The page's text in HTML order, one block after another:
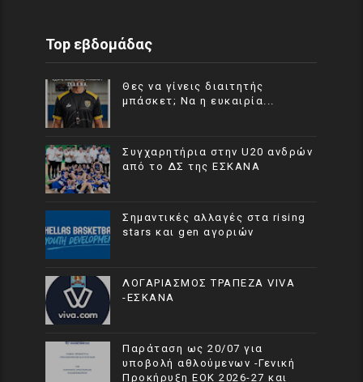
Top εβδομάδας
Θες να γίνεις διαιτητής
μπάσκετ; Να η ευκαιρία...
Συγχαρητήρια στην U20 ανδρών
από το ΔΣ της ΕΣΚΑΝΑ
Σημαντικές αλλαγές στα rising
stars και gen αγοριών
ΛΟΓΑΡΙΑΣΜΟΣ ΤΡΑΠΕΖΑ VIVA
-ΕΣΚΑΝΑ
Παράταση ως 20/07 για
υποβολή αθλούμενων -Γενική
Προκήρυξη ΕΟΚ 2026-27 και